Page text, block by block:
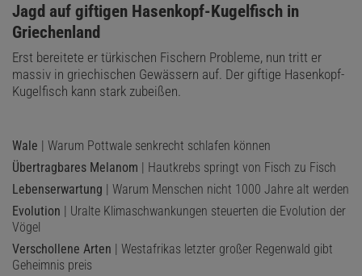
:
Jagd auf giftigen Hasenkopf-Kugelfisch in
Griechenland
Erst bereitete er türkischen Fischern Probleme, nun tritt er
massiv in griechischen Gewässern auf. Der giftige Hasenkopf-
Kugelfisch kann stark zubeißen.
Wale | Warum Pottwale senkrecht schlafen können
Übertragbares Melanom | Hautkrebs springt von Fisch zu Fisch
Lebenserwartung | Warum Menschen nicht 1000 Jahre alt werden
Evolution | Uralte Klimaschwankungen steuerten die Evolution der
Vögel
Verschollene Arten | Westafrikas letzter großer Regenwald gibt
Geheimnis preis